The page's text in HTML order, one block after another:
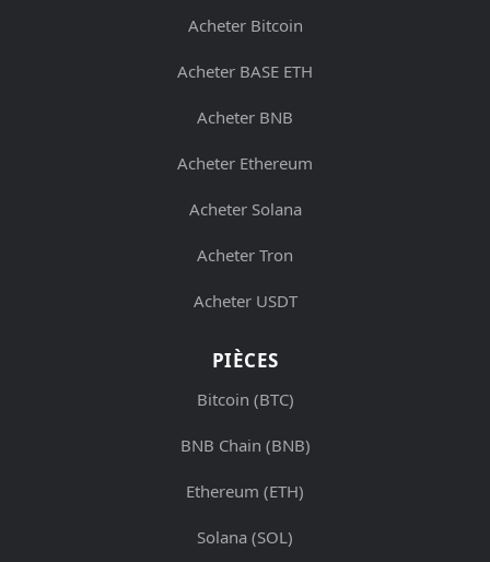
Acheter Bitcoin
Acheter BASE ETH
Acheter BNB
Acheter Ethereum
Acheter Solana
Acheter Tron
Acheter USDT
PIÈCES
Bitcoin (BTC)
BNB Chain (BNB)
Ethereum (ETH)
Solana (SOL)